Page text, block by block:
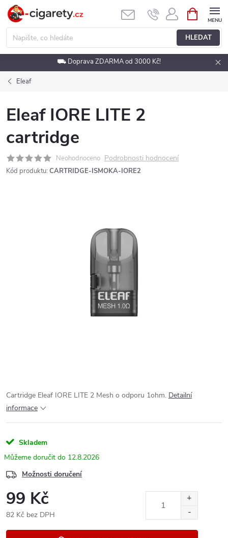
Přejít
obsah
HLEDAT
NÁKUPNÍ
KOŠÍK
⛟ Doprava ZDARMA od 3000 Kč!
Eleaf
Eleaf IORE LITE 2
cartridge
Neohodnoceno Podrobnosti hodnocení
Kód produktu: CARTRIDGE-ISMOKA-IORE2
Cartridge Eleaf IORE LITE 2 Mesh o odporu 1ohm. Detailní
informace
Skladem
12.8.2026
Možnosti doručení
99 Kč
82 Kč bez DPH